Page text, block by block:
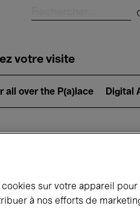
votre visite
all over the P(a)lace Digital
à Bozar
sur votre appareil pour
à nos efforts de